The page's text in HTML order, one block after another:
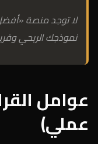
لا توجد منصة
نموذجك الربحي
عوامل
عملي)